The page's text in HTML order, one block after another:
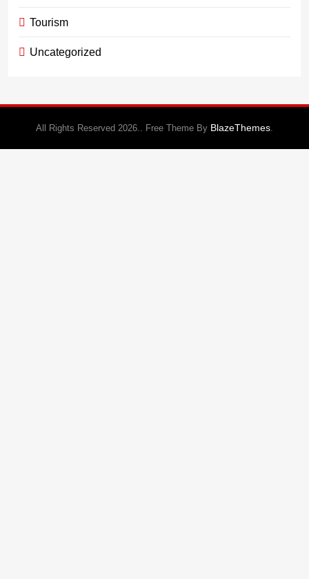
Tourism
Uncategorized
All Rights Reserved 2026.. Free Theme By BlazeThemes.